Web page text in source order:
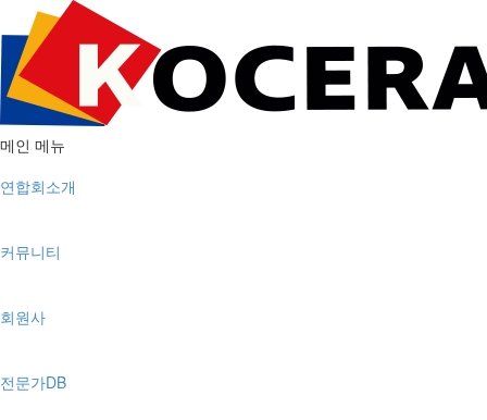
메인 메뉴
연합회소개
커뮤니티
회원사
전문가DB